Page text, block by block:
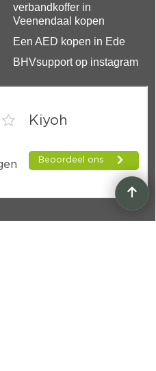
verbandkoffer in
Veenendaal kopen
Een AED kopen in Ede
BHVsupport op instagram